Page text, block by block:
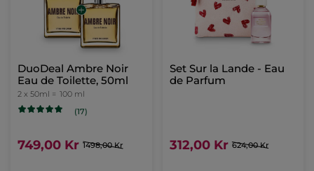
DuoDeal Ambre Noir
Eau de Toilette, 50ml
2 x 50ml = 100 ml
(17)
749,00 Kr 1498,00 Kr
Set Sur la Lande - Eau
de Parfum
312,00 Kr 624,00 Kr